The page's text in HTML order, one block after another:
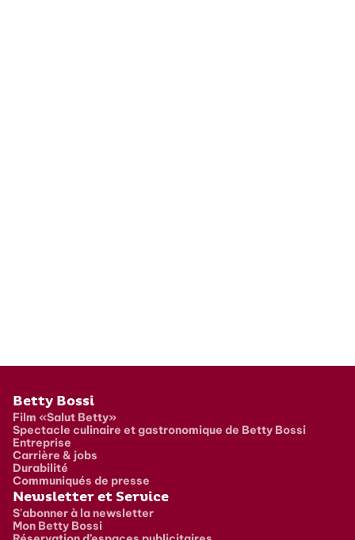
Pied de page
Betty Bossi
Film «Salut Betty»
Spectacle culinaire et gastronomique de Betty Bossi
Entreprise
Carrière & jobs
Durabilité
Communiqués de presse
Newsletter et Service
S'abonner à la newsletter
Mon Betty Bossi